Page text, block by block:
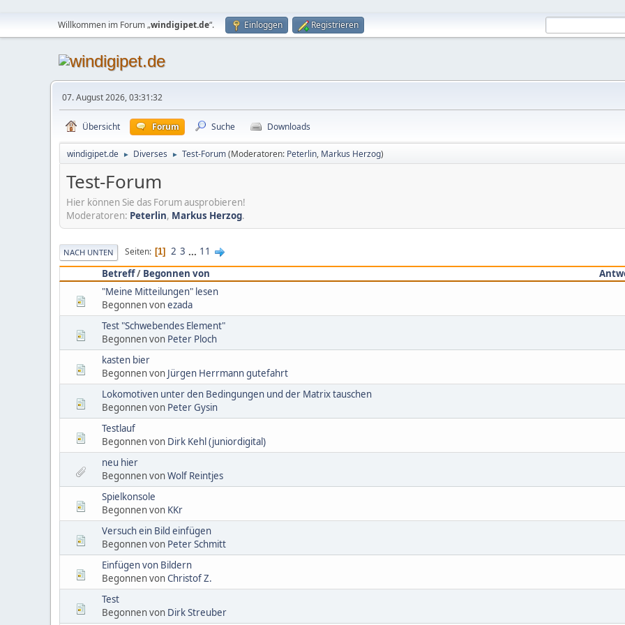
Willkommen im Forum „windigipet.de“. Einloggen Registrieren
07. August 2026, 03:31:32
Übersicht Forum Suche Downloads
windigipet.de ► Diverses ► Test-Forum(Moderatoren: Peterlin, Markus Herzog)
Test-Forum
Hier können Sie das Forum ausprobieren!
Moderatoren: Peterlin, Markus Herzog.
NACH UNTEN Seiten 1 2 3 ... 11
Betreff/ Begonnen von
"Meine Mitteilungen" lesen
Begonnen vonezada
Test "Schwebendes Element"
Begonnen von Peter Ploch
kasten bier
Begonnen von Jürgen Herrmann gutefahrt
Lokomotiven unter den Bedingungen und der Matrix tauschen
Begonnen von Peter Gysin
Testlauf
Begonnen von Dirk Kehl (juniordigital)
neu hier
Begonnen vonWolf Reintjes
Spielkonsole
Begonnen von KKr
Versuch ein Bild einfügen
Begonnen von Peter Schmitt
Einfügen von Bildern
Begonnen vonChristof Z.
Test
Begonnen von Dirk Streuber